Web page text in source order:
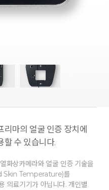
마의 얼굴 인증 장치에
할 수 있습니다.
화상카메라와 얼굴 인증 기술을
Skin Temperature)를
의료기기가 아닙니다. 개인별